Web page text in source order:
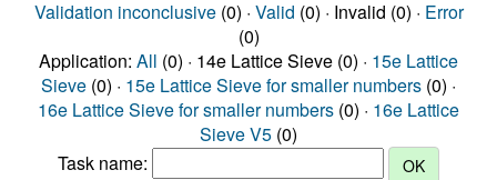
Validation inconclusive(0) · Valid (0) · Invalid (0) · Error
(0)
Application: All (0) · 14e Lattice Sieve (0) · 15e Lattice
Sieve (0) · 15e Lattice Sieve for smaller numbers (0) ·
16e Lattice Sieve for smaller numbers (0) · 16e Lattice
Sieve V5 (0)
Task name: